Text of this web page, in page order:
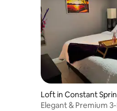
Loft in Constant
Elegant & Premium